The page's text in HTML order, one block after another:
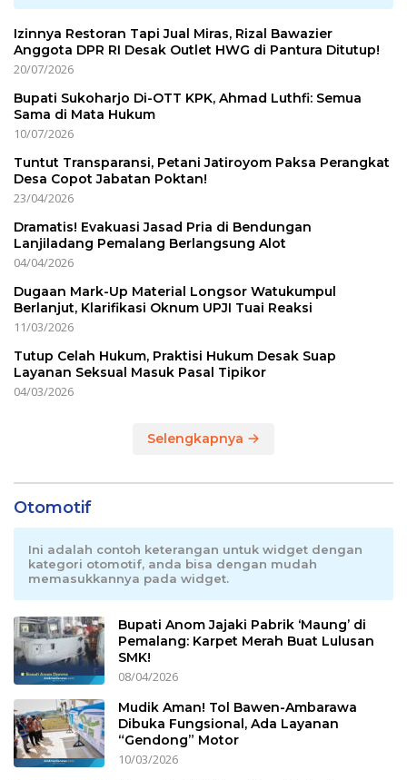
Izinnya Restoran Tapi Jual Miras, Rizal Bawazier
Anggota DPR RI Desak Outlet HWG di Pantura Ditutup!
20/07/2026
Bupati Sukoharjo Di-OTT KPK, Ahmad Luthfi: Semua
Sama di Mata Hukum
10/07/2026
Tuntut Transparansi, Petani Jatiroyom Paksa Perangkat
Desa Copot Jabatan Poktan!
23/04/2026
Dramatis! Evakuasi Jasad Pria di Bendungan
Lanjiladang Pemalang Berlangsung Alot
04/04/2026
Dugaan Mark-Up Material Longsor Watukumpul
Berlanjut, Klarifikasi Oknum UPJI Tuai Reaksi
11/03/2026
Tutup Celah Hukum, Praktisi Hukum Desak Suap
Layanan Seksual Masuk Pasal Tipikor
04/03/2026
Selengkapnya
Otomotif
Ini adalah contoh keterangan untuk widget dengan
kategori otomotif, anda bisa dengan mudah
memasukkannya pada widget.
Bupati Anom Jajaki Pabrik ‘Maung’ di
Pemalang: Karpet Merah Buat Lulusan
SMK!
08/04/2026
Mudik Aman! Tol Bawen-Ambarawa
Dibuka Fungsional, Ada Layanan
“Gendong” Motor
10/03/2026